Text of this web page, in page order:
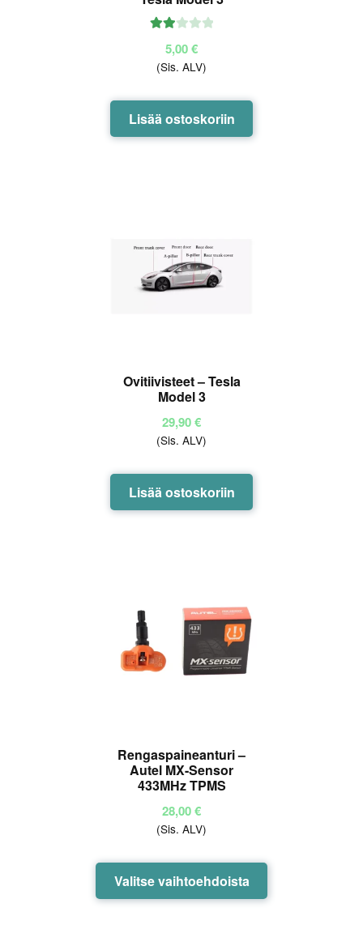
stelu
tuott
5,00€
(Sis. ALV)
Lisää ostoskoriin
Ovitiivisteet – Tesla
Model 3
29,90€
(Sis. ALV)
Lisää ostoskoriin
Rengaspaineanturi –
Autel MX-Sensor
433MHz TPMS
28,00€
(Sis. ALV)
Valitse vaihtoehdoista
Tällä
tuotteella